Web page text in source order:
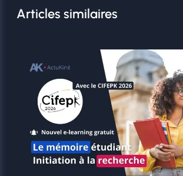
Articles similaires